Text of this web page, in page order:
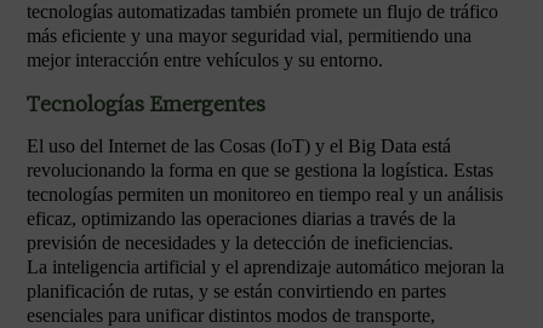
tecnologías automatizadas también promete un flujo de tráfico
más eficiente y una mayor seguridad vial, permitiendo una
mejor interacción entre vehículos y su entorno.
Tecnologías Emergentes
El uso del Internet de las Cosas (IoT) y el Big Data está
revolucionando la forma en que se gestiona la logística. Estas
tecnologías permiten un monitoreo en tiempo real y un análisis
eficaz, optimizando las operaciones diarias a través de la
previsión de necesidades y la detección de ineficiencias.
La inteligencia artificial y el aprendizaje automático mejoran la
planificación de rutas, y se están convirtiendo en partes
esenciales para unificar distintos modos de transporte,